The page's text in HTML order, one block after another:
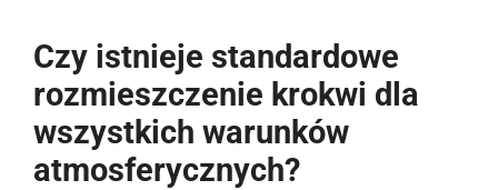
Czy istnieje standardowe
rozmieszczenie krokwi dla
wszystkich warunków
atmosferycznych?